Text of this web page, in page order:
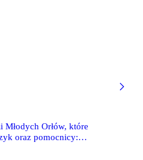
Orłów, które
oraz pomocnicy: